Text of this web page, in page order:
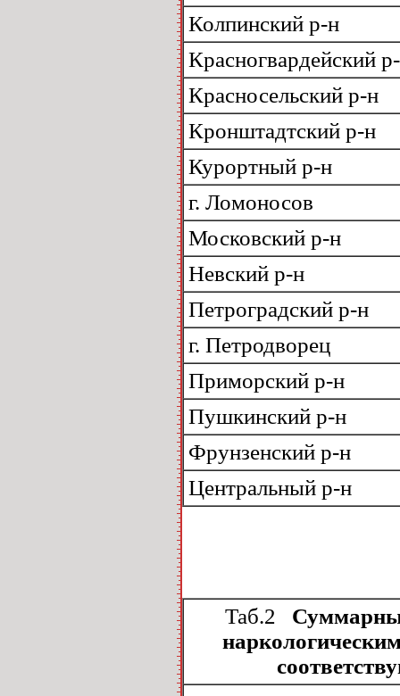
Колпинский р-н
Красногвардейский
Красносельский р-н
Кронштадтский р-н
Курортный р-н
г. Ломоносов
Московский р-н
Невский р-н
Петроградский р-н
г. Петродворец
Приморский р-н
Пушкинский р-н
Фрунзенский р-н
Центральный р-н
Таб.2